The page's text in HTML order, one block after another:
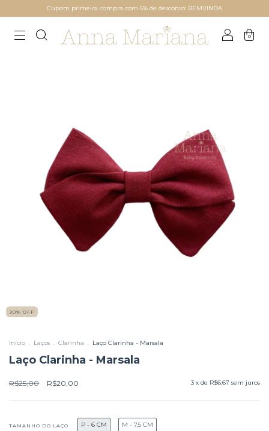
Cupom primeira compra com 5% de desconto: BEMVINDA
0
20% OFF
Início . Laços . Clarinha . Laço Clarinha - Marsala
Laço Clarinha - Marsala
R$25,00 R$20,00 3 x de R$6,67 sem juros
TAMANHO DO LAÇO P - 6 CM M - 7,5 CM